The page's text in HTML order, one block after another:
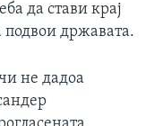
да стави крај
подвои државата.
не дадоа